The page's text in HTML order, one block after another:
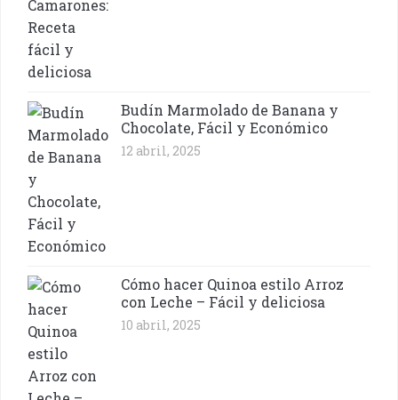
Budín Marmolado de Banana y
Chocolate, Fácil y Económico
12 abril, 2025
Cómo hacer Quinoa estilo Arroz
con Leche – Fácil y deliciosa
10 abril, 2025